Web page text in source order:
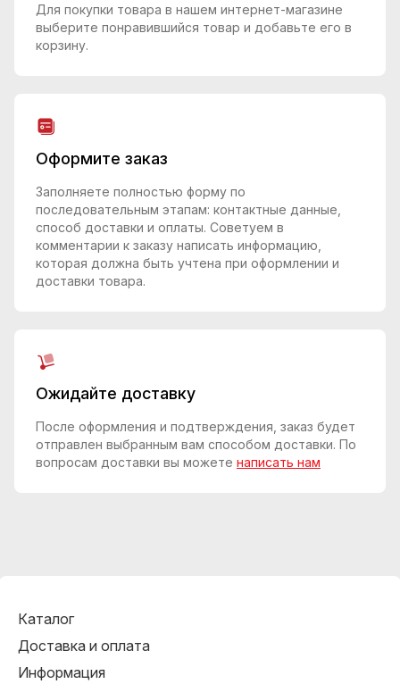
Для покупки товара в нашем интернет-магазине
выберите понравившийся товар и добавьте его в
корзину.
Оформите заказ
Заполняете полностью форму по
последовательным этапам: контактные данные,
способ доставки и оплаты. Советуем в
комментарии к заказу написать информацию,
которая должна быть учтена при оформлении и
доставки товара.
Ожидайте доставку
После оформления и подтверждения, заказ будет
отправлен выбранным вам способом доставки. По
вопросам доставки вы можете написать нам
Каталог
Доставка и оплата
Информация